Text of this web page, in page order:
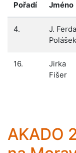
Pořadí Jméno
4.
J. Ferda
Polášek
16.
Jirka
Fišer
AKADO